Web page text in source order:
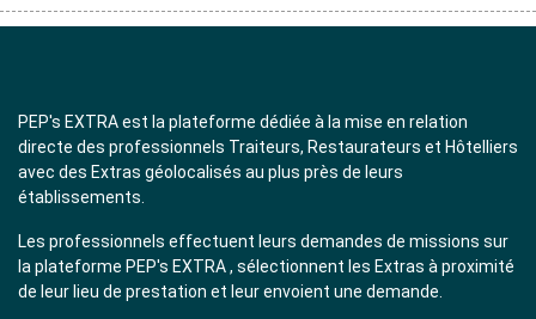
PEP's EXTRA est la plateforme dédiée à la mise en relation
directe des professionnels Traiteurs, Restaurateurs et Hôtelliers
avec des Extras géolocalisés au plus près de leurs
établissements.
Les professionnels effectuent leurs demandes de missions sur
la plateforme PEP's EXTRA , sélectionnent les Extras à proximité
de leur lieu de prestation et leur envoient une demande.